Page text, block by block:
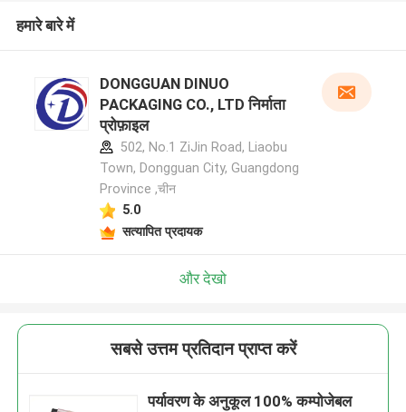
हमारे बारे में
DONGGUAN DINUO
PACKAGING CO., LTD निर्माता
प्रोफ़ाइल
502, No.1 ZiJin Road, Liaobu
Town, Dongguan City, Guangdong
Province ,चीन
5.0
सत्यापित प्रदायक
और देखो
सबसे उत्तम प्रतिदान प्राप्त करें
पर्यावरण के अनुकूल 100% कम्पोजेबल